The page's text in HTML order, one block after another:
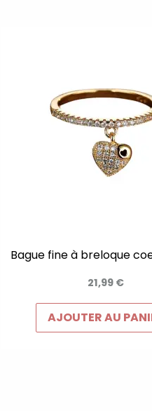
Bague fine à breloque
21,99 €
AJOUTER AU